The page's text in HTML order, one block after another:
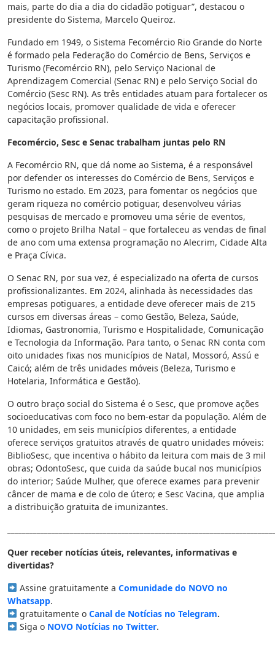
mais, parte do dia a dia do cidadão potiguar”, destacou o
presidente do Sistema, Marcelo Queiroz.
Fundado em 1949, o Sistema Fecomércio Rio Grande do Norte
é formado pela Federação do Comércio de Bens, Serviços e
Turismo (Fecomércio RN), pelo Serviço Nacional de
Aprendizagem Comercial (Senac RN) e pelo Serviço Social do
Comércio (Sesc RN). As três entidades atuam para fortalecer os
negócios locais, promover qualidade de vida e oferecer
capacitação profissional.
Fecomércio, Sesc e Senac trabalham juntas pelo RN
A Fecomércio RN, que dá nome ao Sistema, é a responsável
por defender os interesses do Comércio de Bens, Serviços e
Turismo no estado. Em 2023, para fomentar os negócios que
geram riqueza no comércio potiguar, desenvolveu várias
pesquisas de mercado e promoveu uma série de eventos,
como o projeto Brilha Natal – que fortaleceu as vendas de final
de ano com uma extensa programação no Alecrim, Cidade Alta
e Praça Cívica.
O Senac RN, por sua vez, é especializado na oferta de cursos
profissionalizantes. Em 2024, alinhada às necessidades das
empresas potiguares, a entidade deve oferecer mais de 215
cursos em diversas áreas – como Gestão, Beleza, Saúde,
Idiomas, Gastronomia, Turismo e Hospitalidade, Comunicação
e Tecnologia da Informação. Para tanto, o Senac RN conta com
oito unidades fixas nos municípios de Natal, Mossoró, Assú e
Caicó; além de três unidades móveis (Beleza, Turismo e
Hotelaria, Informática e Gestão).
O outro braço social do Sistema é o Sesc, que promove ações
socioeducativas com foco no bem-estar da população. Além de
10 unidades, em seis municípios diferentes, a entidade
oferece serviços gratuitos através de quatro unidades móveis:
BiblioSesc, que incentiva o hábito da leitura com mais de 3 mil
obras; OdontoSesc, que cuida da saúde bucal nos municípios
do interior; Saúde Mulher, que oferece exames para prevenir
câncer de mama e de colo de útero; e Sesc Vacina, que amplia
a distribuição gratuita de imunizantes.
Quer receber notícias úteis, relevantes, informativas e
divertidas?
Assine gratuitamente a Comunidade do NOVO no
Whatsapp.
gratuitamente o Canal de Notícias no Telegram.
Siga o NOVO Notícias no Twitter.